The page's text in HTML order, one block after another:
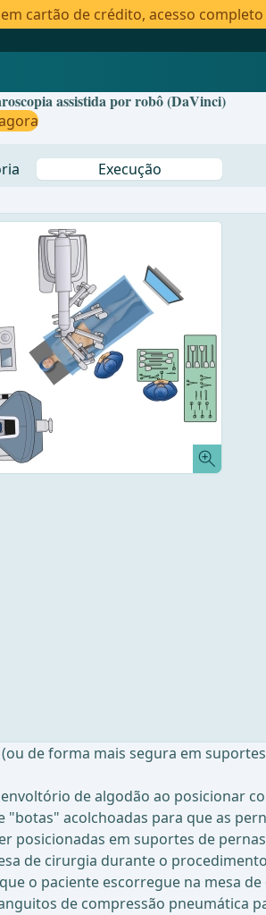
cartão de crédito, acesso
assistida por robô (DaVinci)
Execução
de forma mais segura em
de algodão ao posicionar
acolchoadas para que as
posicionadas em suportes de
de cirurgia durante o procedimento
o paciente escorregue na mesa
de compressão pneumática